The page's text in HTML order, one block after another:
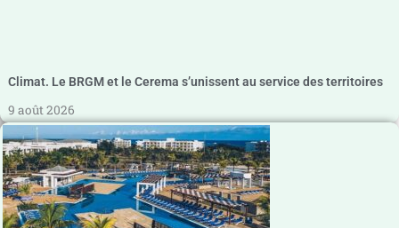
Climat. Le BRGM et le Cerema s’unissent au service des territoires
9 août 2026